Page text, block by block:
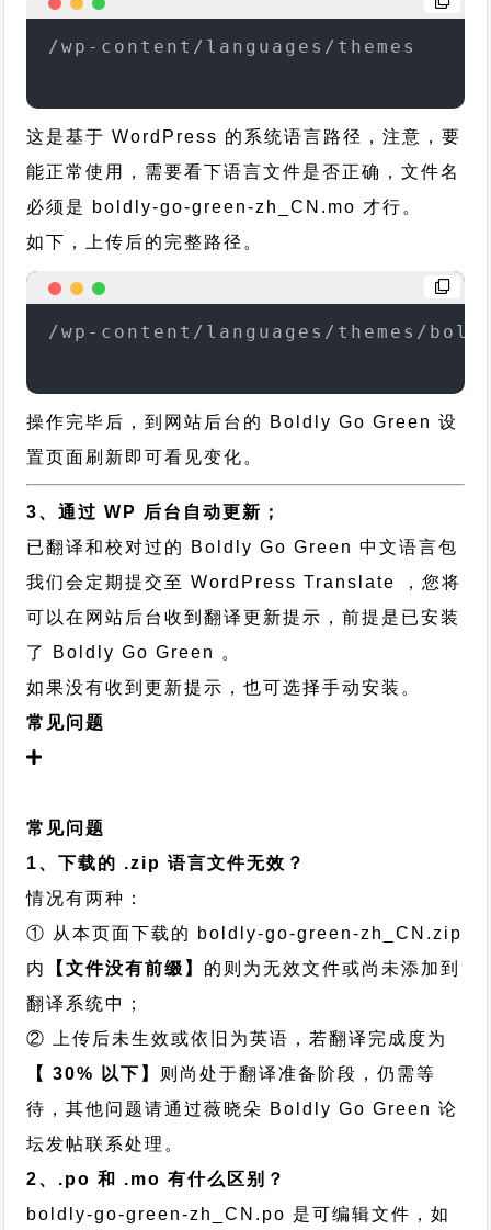
/wp-content/languages/themes
这是基于 WordPress 的系统语言路径，注意，要
能正常使用，需要看下语言文件是否正确，文件名
必须是 boldly-go-green-zh_CN.mo 才行。
如下，上传后的完整路径。
/wp-content/languages/themes/
操作完毕后，到网站后台的 Boldly Go Green 设
置页面刷新即可看见变化。
3、通过 WP 后台自动更新；
已翻译和校对过的 Boldly Go Green 中文语言包
我们会定期提交至 WordPress Translate ，您将
可以在网站后台收到翻译更新提示，前提是已安装
了 Boldly Go Green 。
如果没有收到更新提示，也可选择手动安装。
常见问题
常见问题
1、下载的 .zip 语言文件无效？
情况有两种：
① 从本页面下载的 boldly-go-green-zh_CN.zip
内
【文件没有前缀】 的则为无效文件或尚未添加到
翻译系统中；
② 上传后未生效或依旧为英语，若翻译完成度为
【 30% 以下】 则尚处于翻译准备阶段，仍需等
待，其他问题请通过薇晓朵 Boldly Go Green 论
坛发帖联系处理。
2、.po 和 .mo 有什么区别？
boldly-go-green-zh_CN.po 是可编辑文件，如